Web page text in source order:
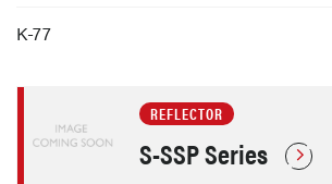
K-77
REFLECTOR
S-SSP Series